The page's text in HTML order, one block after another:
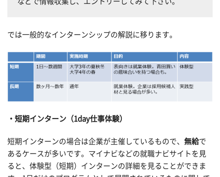
では一般的なインターンシップの解説に移ります。
短期インターン（1day仕事体験）
短期インターンの場合は企業が主催しているもので、 無給で
あるケースが多いです。マイナビなどの就職ナビサイトを見
ると、体験型（短期）インターンの詳細を見ることができま